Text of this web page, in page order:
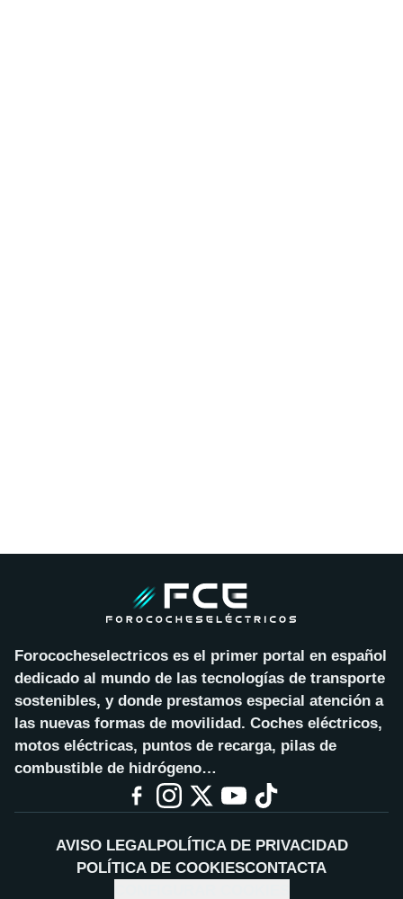
Forococheselectricos es el primer portal en español
dedicado al mundo de las tecnologías de transporte
sostenibles, y donde prestamos especial atención a
las nuevas formas de movilidad. Coches eléctricos,
motos eléctricas, puntos de recarga, pilas de
combustible de hidrógeno…
AVISO LEGALPOLÍTICA DE PRIVACIDAD
POLÍTICA DE COOKIESCONTACTA